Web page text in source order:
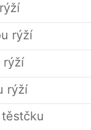
rýží
rýží
rýží